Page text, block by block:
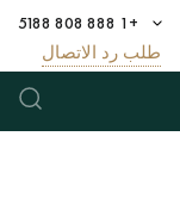
+1 888 808 5188
طلب رد الاتصال